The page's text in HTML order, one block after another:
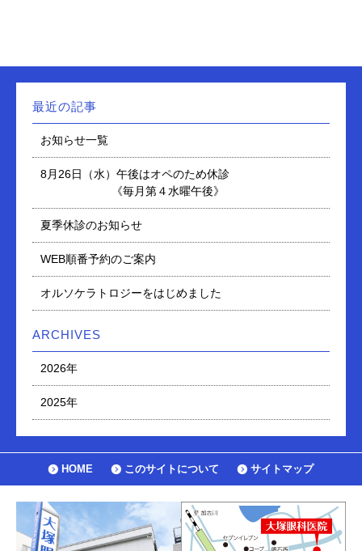
最近の記事
お知らせ一覧
8月26日（水）午後はオペのため休診
《毎月第４水曜午後》
夏季休診のお知らせ
WEB順番予約のご案内
オルソケラトロジーをはじめました
ARCHIVES
2026年
2025年
HOME このサイトについて サイトマップ